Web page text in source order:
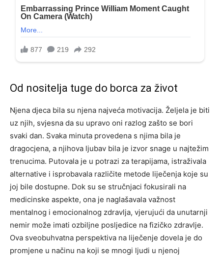
Od nositelja tuge do borca za život
Njena djeca bila su njena najveća motivacija. Željela je biti
uz njih, svjesna da su upravo oni razlog zašto se bori
svaki dan. Svaka minuta provedena s njima bila je
dragocjena, a njihova ljubav bila je izvor snage u najtežim
trenucima. Putovala je u potrazi za terapijama, istraživala
alternative i isprobavala različite metode liječenja koje su
joj bile dostupne. Dok su se stručnjaci fokusirali na
medicinske aspekte, ona je naglašavala važnost
mentalnog i emocionalnog zdravlja, vjerujući da unutarnji
nemir može imati ozbiljne posljedice na fizičko zdravlje.
Ova sveobuhvatna perspektiva na liječenje dovela je do
promjene u načinu na koji se mnogi ljudi u njenoj